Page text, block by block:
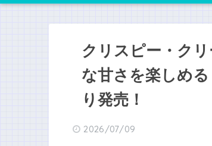
クリスピー・ク
な甘さを楽しめ
り発売！
2026/07/09